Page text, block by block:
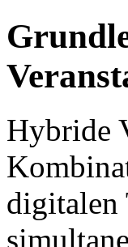
Hybride
digitalen